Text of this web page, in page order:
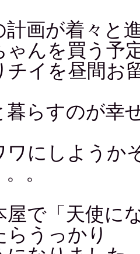
計画が着々と
ゃんを買う予
チイを昼間お
暮らすのが幸
ワにしようか
。
屋で「天使に
らうっかり